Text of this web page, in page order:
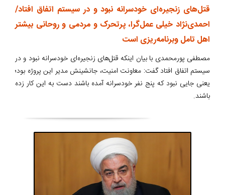
قتل‌های زنجیره‌ای خودسرانه نبود و در سیستم اتفاق افتاد/
احمدی‌نژاد خیلی عمل‌گرا، پرتحرک و مردمی و روحانی بیشتر
اهل تامل وبرنامه‌ریزی است
مصطفی پورمحمدی با بیان اینکه قتل‌های زنجیره‌ای خودسرانه نبود و در
سیستم اتفاق افتاد گفت: معاونت امنیت، جانشینش مدیر این پروژه بود؛
یعنی جایی نبود که پنج نفر خودسرانه آمده باشند دست به این کار زده
باشند.